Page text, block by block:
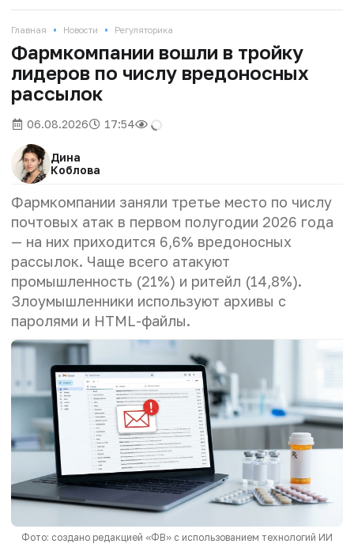
Главная • Новости • Регуляторика
Фармкомпании вошли в тройку
лидеров по числу вредоносных
рассылок
06.08.2026 17:54
Дина
Коблова
Фармкомпании заняли третье место по числу
почтовых атак в первом полугодии 2026 года
— на них приходится 6,6% вредоносных
рассылок. Чаще всего атакуют
промышленность (21%) и ритейл (14,8%).
Злоумышленники используют архивы с
паролями и HTML-файлы.
Фото: создано редакцией «ФВ» с использованием технологий ИИ